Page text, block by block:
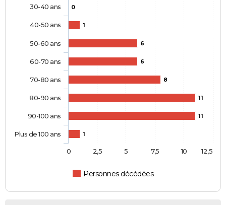
0
1
6
6
8
11
11
1
Personnes décédées
30-40 ans
40-50 ans
50-60 ans
60-70 ans
70-80 ans
80-90 ans
90-100 ans
Plus de 100 ans
0 10
2,5 5 7,5 12,5